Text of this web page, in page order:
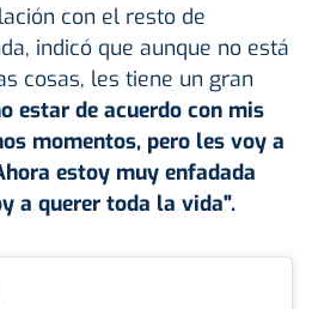
con el resto de
indicó que aunque no está
cosas, les tiene un gran
estar de acuerdo con mis
momentos, pero les voy a
estoy muy enfadada
a querer toda la vida".